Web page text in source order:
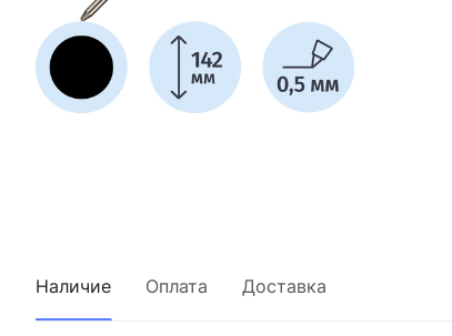
Наличие Оплата Доставка